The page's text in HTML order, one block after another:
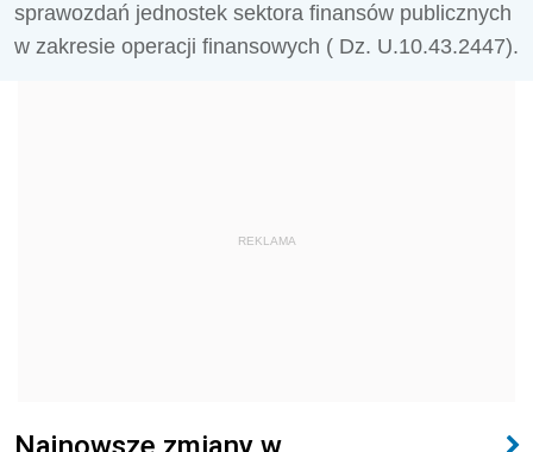
sprawozdań jednostek sektora finansów publicznych
w zakresie operacji finansowych ( Dz. U.10.43.2447).
REKLAMA